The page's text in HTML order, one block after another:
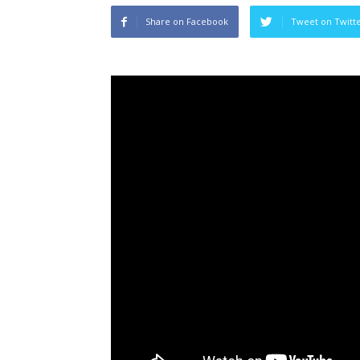
Share on Facebook Tweet on